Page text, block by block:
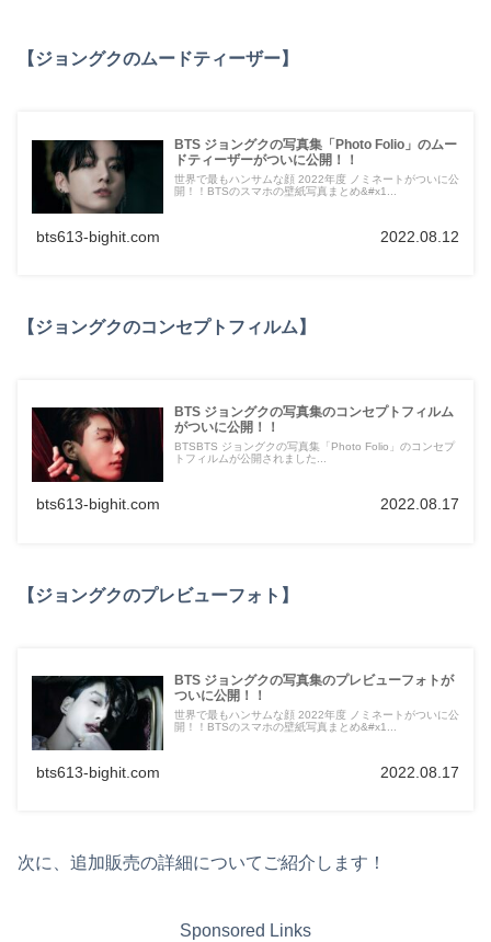
【ジョングクのムードティーザー】
BTS ジョングクの写真集「Photo Folio」のムー
ドティーザーがついに公開！！
世界で最もハンサムな顔 2022年度 ノミネートがついに公
開！！BTSのスマホの壁紙写真まとめ&#x1...
bts613-bighit.com 2022.08.12
【ジョングクのコンセプトフィルム】
BTS ジョングクの写真集のコンセプトフィルム
がついに公開！！
BTSBTS ジョングクの写真集「Photo Folio」のコンセプ
トフィルムが公開されました...
bts613-bighit.com 2022.08.17
【ジョングクのプレビューフォト】
BTS ジョングクの写真集のプレビューフォトが
ついに公開！！
世界で最もハンサムな顔 2022年度 ノミネートがついに公
開！！BTSのスマホの壁紙写真まとめ&#x1...
bts613-bighit.com 2022.08.17
次に、追加販売の詳細についてご紹介します！
Sponsored Links